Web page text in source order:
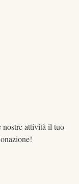
nostre attività il tuo